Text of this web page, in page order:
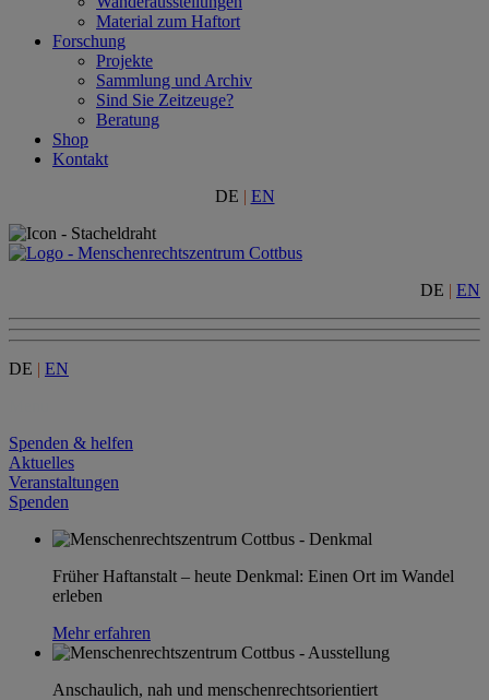
Material zum Haftort
Forschung
Projekte
Sammlung und Archiv
Sind Sie Zeitzeuge?
Beratung
Shop
Kontakt
DE | EN
DE | EN
DE | EN
Spenden & helfen
Aktuelles
Veranstaltungen
Spenden
Früher Haftanstalt – heute Denkmal: Einen Ort im Wandel
erleben
Mehr erfahren
Anschaulich, nah und menschenrechtsorientiert